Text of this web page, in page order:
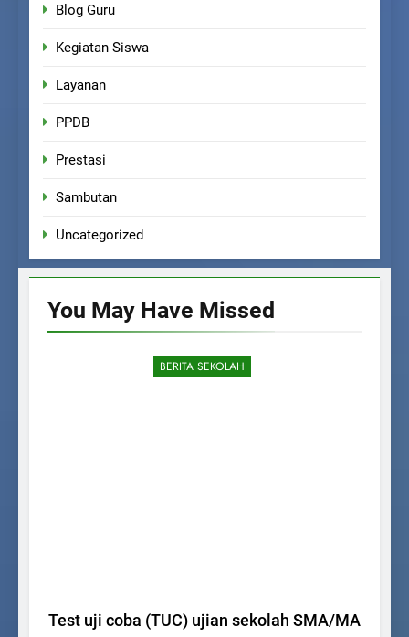
Blog Guru
Kegiatan Siswa
Layanan
PPDB
Prestasi
Sambutan
Uncategorized
You May Have Missed
BERITA SEKOLAH
Test uji coba (TUC) ujian sekolah SMA/MA